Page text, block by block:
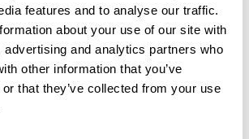
features and to analyse our traffic.
about your use of our site with
advertising and analytics partners who
other information that you’ve
that they’ve collected from your use
una recensione